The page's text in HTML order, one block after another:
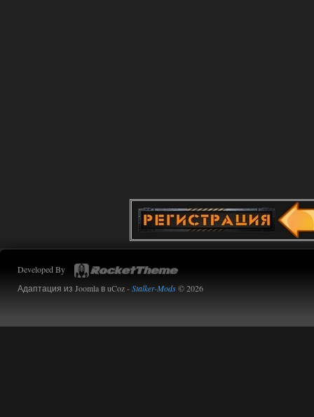
Developed By
Адаптация из Joomla в uCoz -Stalker-Mods© 2026